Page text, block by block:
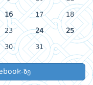
16 17 18
23 24 25
30 31
ზე